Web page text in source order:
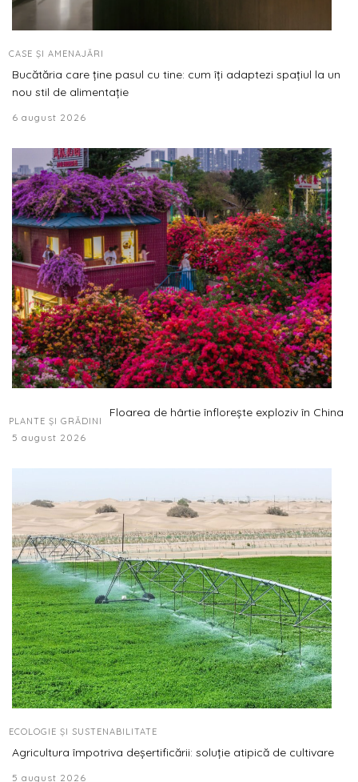
CASE ȘI AMENAJĂRI
Bucătăria care ține pasul cu tine: cum îți adaptezi spațiul la un
nou stil de alimentație
6 august 2026
PLANTE ȘI GRĂDINI
Floarea de hârtie înflorește exploziv în China
5 august 2026
ECOLOGIE ȘI SUSTENABILITATE
Agricultura împotriva deșertificării: soluție atipică de cultivare
5 august 2026